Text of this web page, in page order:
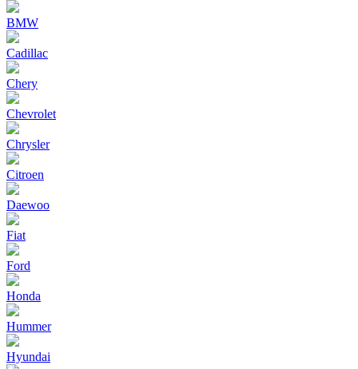
BMW
Cadillac
Chery
Chevrolet
Chrysler
Citroen
Daewoo
Fiat
Ford
Honda
Hummer
Hyundai